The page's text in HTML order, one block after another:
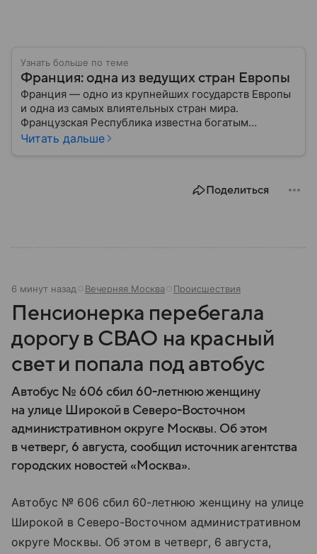
Узнать больше по теме
Франция: одна из ведущих стран Европы
Франция — одно из крупнейших государств Европы
и одна из самых влиятельных стран мира.
Французская Республика известна богатым
культурным наследием, развитой экономикой,
Читать дальше
Поделиться
6 минут назад Вечерняя Москва Происшествия
Пенсионерка перебегала
дорогу в СВАО на красный
свет и попала под автобус
Автобус № 606 сбил 60-летнюю женщину
на улице Широкой в Северо-Восточном
административном округе Москвы. Об этом
в четверг, 6 августа, сообщил источник агентства
городских новостей «Москва».
Автобус № 606 сбил 60-летнюю женщину на улице
Широкой в Северо-Восточном административном
округе Москвы. Об этом в четверг, 6 августа,